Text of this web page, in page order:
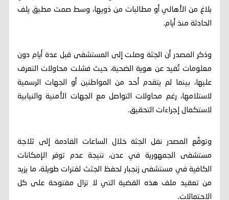
بلاغ من الأهالي أو مطالبات من ذويها، وسط صمت مطبق يلف
الحادثة منذ أيام.
وذكر المصدر أن الجثة وصلت إلى المستشفى قبل عدة أيام دون
معلومات تُفيد عن هوية الضحية، حيث فشلت محاولات التعرف
عليها، بينما لم يتقدم أحد من المواطنين أو الجهات الرسمية
لاستلامها، رغم محاولات التواصل مع الجهات الأمنية والنيابية
لاستكمال إجراءات التحقيق.
وتوقّع المصدر نقل الجثة خلال الساعات القادمة إلى ثلاجة
مستشفى الجمهورية في عدن، نتيجة عدم توفر الإمكانات
الكافية في مستشفى زنجبار لحفظ الجثث لفترات طويلة، ما يزيد
من تعقيد ملف هذه القضية التي لا تزال مفتوحة على كل
الاحتمالات.